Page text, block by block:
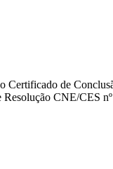
Certificado de
CNE/CES